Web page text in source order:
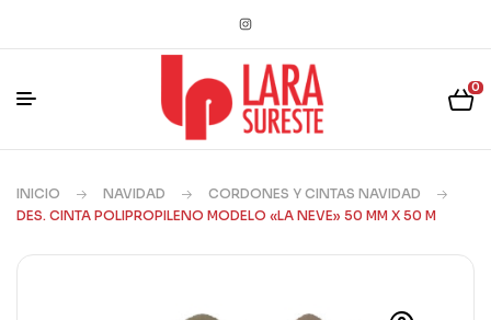
0
INICIO NAVIDAD
CORDONES Y CINTAS NAVIDAD
DES. CINTA POLIPROPILENO MODELO «LA NEVE» 50 MM X 50 M